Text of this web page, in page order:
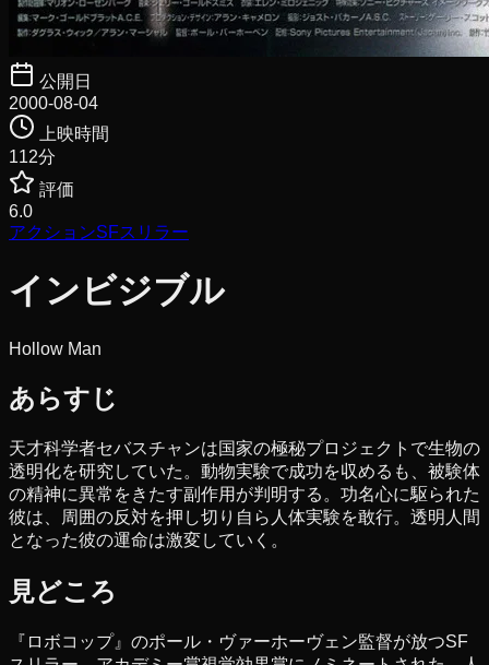
公開日
2000-08-04
上映時間
112分
評価
6.0
アクションSFスリラー
インビジブル
Hollow Man
あらすじ
天才科学者セバスチャンは国家の極秘プロジェクトで生物の
透明化を研究していた。動物実験で成功を収めるも、被験体
の精神に異常をきたす副作用が判明する。功名心に駆られた
彼は、周囲の反対を押し切り自ら人体実験を敢行。透明人間
となった彼の運命は激変していく。
見どころ
『ロボコップ』のポール・ヴァーホーヴェン監督が放つSF